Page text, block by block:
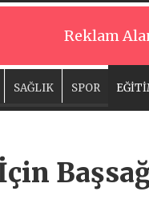
Reklam
SAĞLIK SPOR